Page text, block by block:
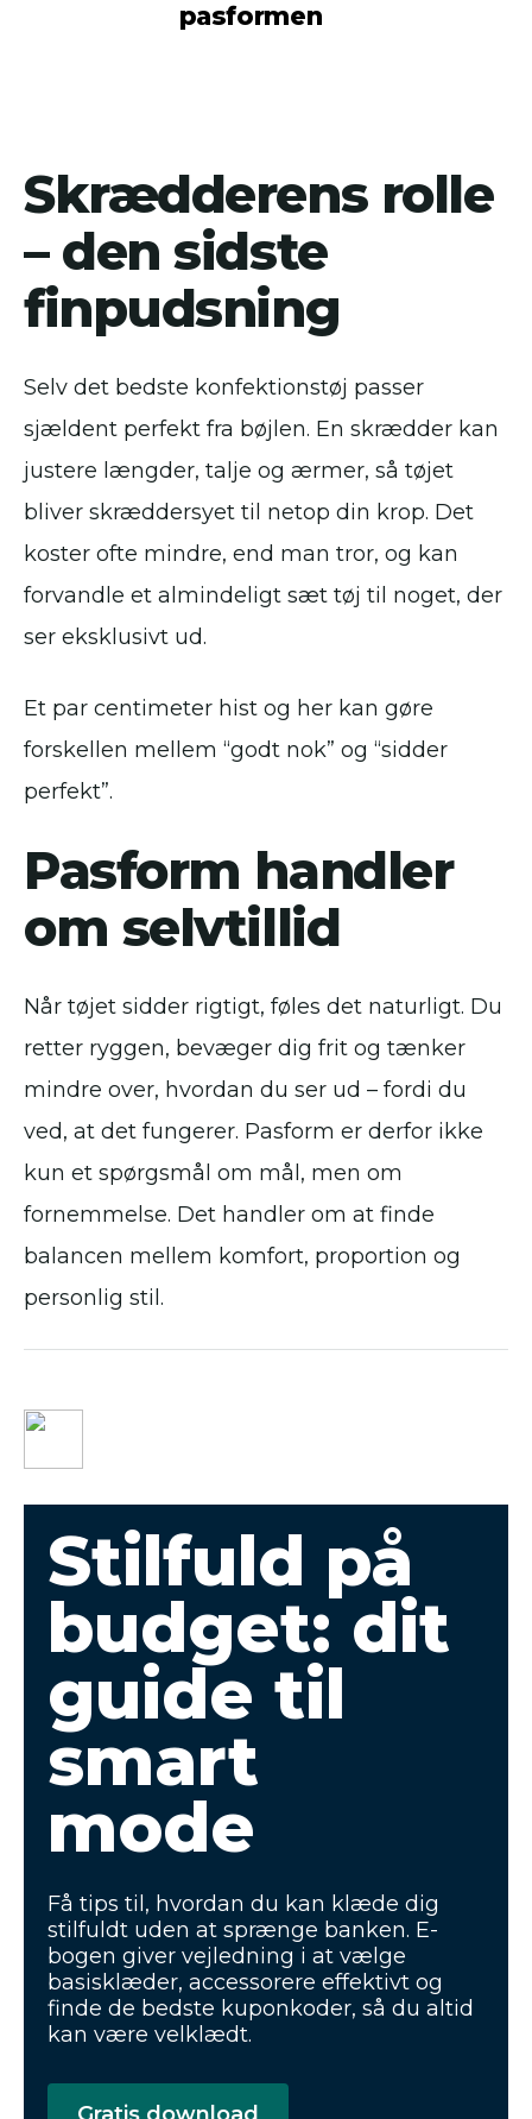
pasformen
Skrædderens rolle
– den sidste
finpudsning
Selv det bedste konfektionstøj passer
sjældent perfekt fra bøjlen. En skrædder kan
justere længder, talje og ærmer, så tøjet
bliver skræddersyet til netop din krop. Det
koster ofte mindre, end man tror, og kan
forvandle et almindeligt sæt tøj til noget, der
ser eksklusivt ud.
Et par centimeter hist og her kan gøre
forskellen mellem “godt nok” og “sidder
perfekt”.
Pasform handler
om selvtillid
Når tøjet sidder rigtigt, føles det naturligt. Du
retter ryggen, bevæger dig frit og tænker
mindre over, hvordan du ser ud – fordi du
ved, at det fungerer. Pasform er derfor ikke
kun et spørgsmål om mål, men om
fornemmelse. Det handler om at finde
balancen mellem komfort, proportion og
personlig stil.
Stilfuld på
budget: dit
guide til
smart
mode
Få tips til, hvordan du kan klæde dig
stilfuldt uden at sprænge banken. E-
bogen giver vejledning i at vælge
basisklæder, accessorere effektivt og
finde de bedste kuponkoder, så du altid
kan være velklædt.